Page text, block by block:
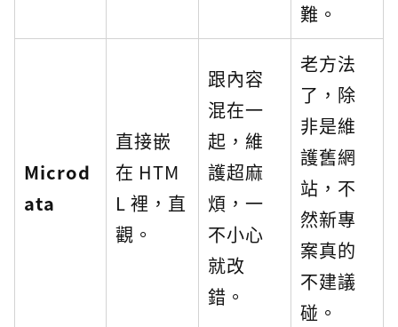
難。
Microd
ata
直接嵌
在 HTM
L 裡，直
觀。
跟內容
混在一
起，維
護超麻
煩，一
不小心
就改
錯。
老方法
了，除
非是維
護舊網
站，不
然新專
案真的
不建議
碰。